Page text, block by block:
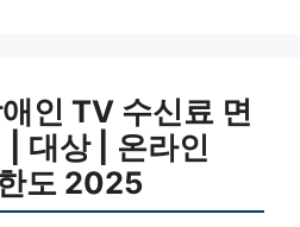
인 TV 수신료 면
| 대상 | 온라인
도 2025